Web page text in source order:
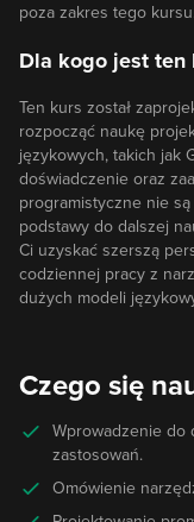
poza zakres tego
Dla kogo jest ten
Ten kurs został
rozpocząć naukę
językowych, takich jak
doświadczenie oraz
programistyczne nie
podstawy do dalszej
Ci uzyskać szerszą
codziennej pracy z
dużych modeli
Czego się
Wprowadzenie do
zastosowań.
Omówienie